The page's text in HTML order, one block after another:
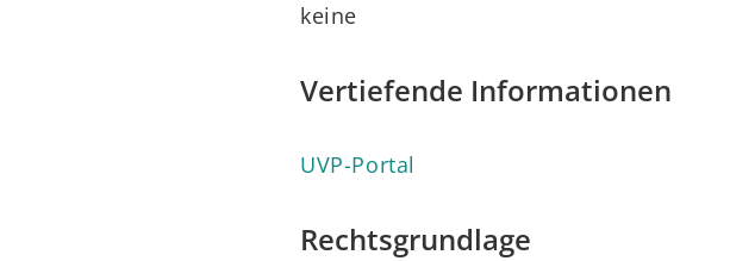
keine
Vertiefende Informationen
UVP-Portal
Rechtsgrundlage